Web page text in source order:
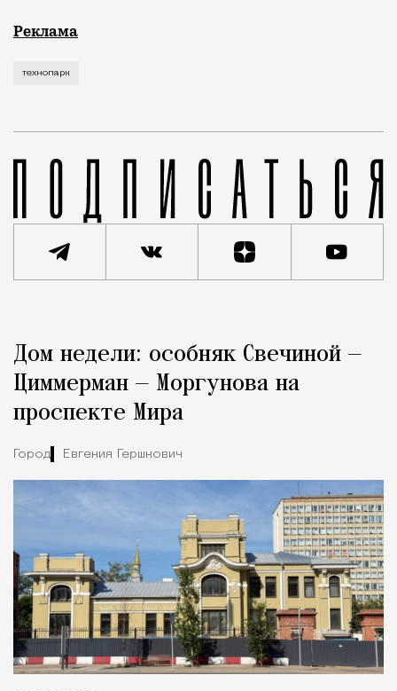
Рекламные кампании техники редко выходят за
Реклама
технопарк
Город
Дом недели: особняк Свечиной —
Циммерман — Моргунова на
проспекте Мира
Город Евгения Гершкович